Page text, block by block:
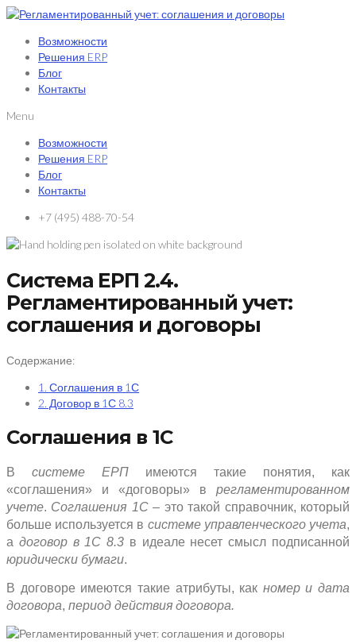
Возможности
Решения ERP
Блог
Контакты
Menu
Возможности
Решения ERP
Блог
Контакты
+7 (495) 488-70-54
Система ЕРП 2.4.
Регламентированный учет:
соглашения и договоры
Содержание:
1. Соглашения в 1С
2. Договор в 1С 8.3
Соглашения в 1С
В системе ЕРП имеются такие понятия, как
«соглашения» и «договоры» в регламентированном
учете. Соглашения 1С– это такой справочник, который
больше используется в системе управленческого учета,
а договор в 1С 8.3 в идеале несет смысл подписанной
юридически бумаги.
В договоре имеются такие атрибуты, как номер и дата
договора, период действия договора.